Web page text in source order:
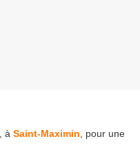
, à Saint-Maximin , pour une